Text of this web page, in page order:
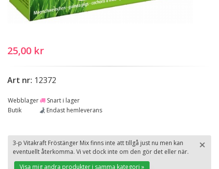
25,00 kr
Art nr: 12372
Webblager
Snart i lager
Butik
Endast hemleverans
×
3-p Vitakraft Fröstänger Mix finns inte att tillgå just nu men kan
eventuellt återkomma. Vi vet dock inte om den gör det eller när.
Visa mig andra produkter i samma kategori »